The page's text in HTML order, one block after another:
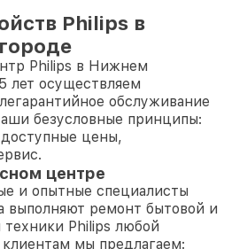
Philips в
Philips в Нижнем
лет осуществляем
обслуживание
безусловные принципы:
доступные цены,
центре
и опытные специалисты
выполняют ремонт бытовой и
техники Philips любой
мы предлагаем: